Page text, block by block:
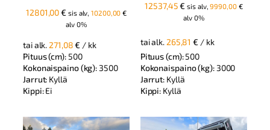
12801,00€ sis alv,10200,00€
alv 0%
tai alk. 271,08€ / kk
Pituus (cm): 500
Kokonaispaino (kg): 3500
Jarrut: Kyllä
Kippi:Ei
12537,45€ sis alv,9990,00 €
alv 0%
tai alk. 265,81€ / kk
Pituus (cm):500
Kokonaispaino (kg): 3000
Jarrut: Kyllä
Kippi: Kyllä